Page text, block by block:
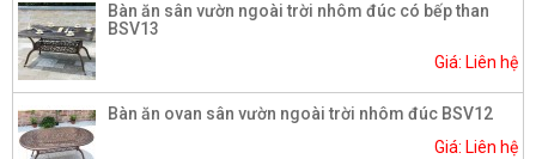
Bàn ăn sân vườn ngoài trời nhôm đúc có bếp than
BSV13
Giá: Liên hệ
Bàn ăn ovan sân vườn ngoài trời nhôm đúc BSV12
Giá: Liên hệ